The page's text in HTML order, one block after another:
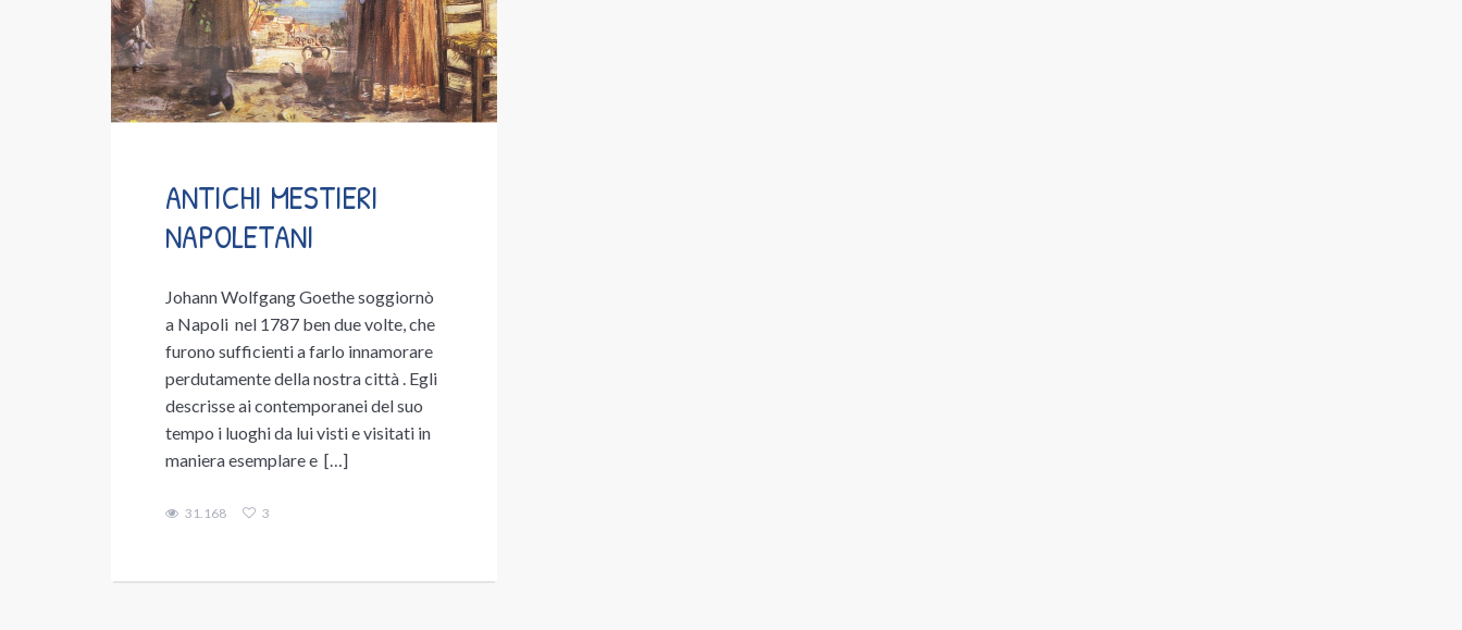
ANTICHI MESTIERI
NAPOLETANI
Johann Wolfgang Goethe soggiornò
a Napoli nel 1787 ben due volte, che
furono sufficienti a farlo innamorare
perdutamente della nostra città . Egli
descrisse ai contemporanei del suo
tempo i luoghi da lui visti e visitati in
maniera esemplare e […]
31.168 3